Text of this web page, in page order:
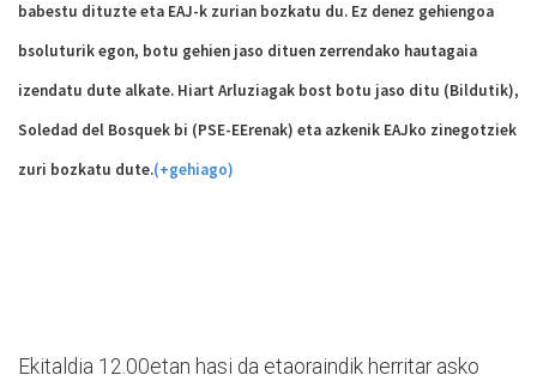
babestu dituzte eta EAJ-k zurian bozkatu du. Ez denez gehiengoa
bsoluturik egon, botu gehien jaso dituen zerrendako hautagaia
izendatu dute alkate. Hiart Arluziagak bost botu jaso ditu (Bildutik),
Soledad del Bosquek bi (PSE-EErenak) eta azkenik EAJko zinegotziek
zuri bozkatu dute.(+gehiago)
Ekitaldia 12.00etan hasi da etaoraindik herritar asko